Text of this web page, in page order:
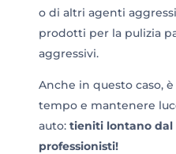
o di altri agenti
prodotti per la pulizia
aggressivi.
Anche in questo caso,
tempo e mantenere
auto:tieniti lontano dal
professionisti!